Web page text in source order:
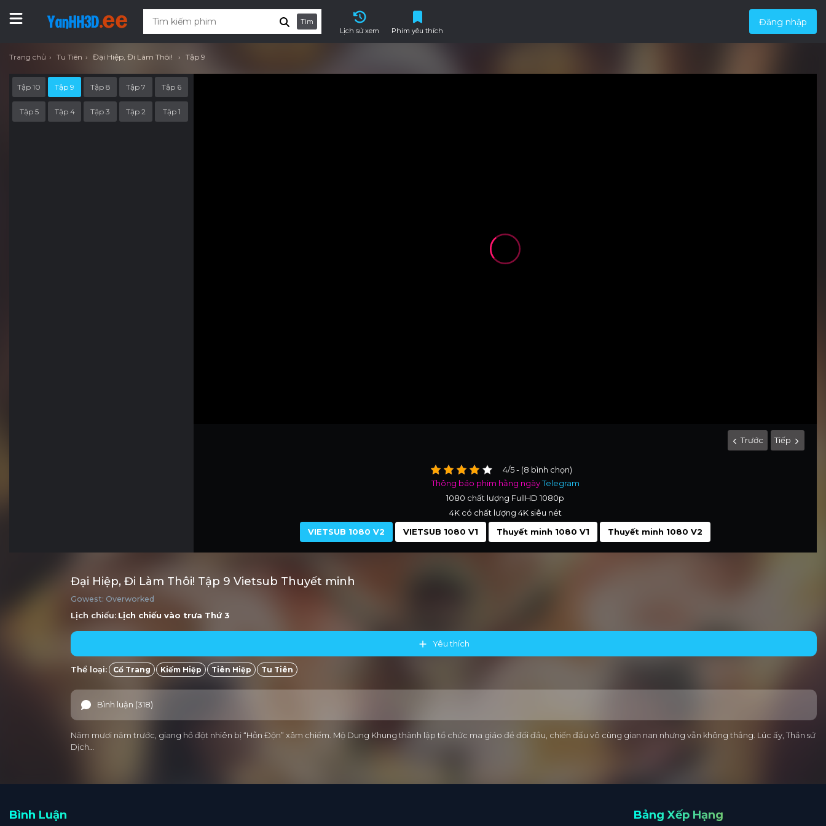
Tìm
Lịch sử xem
Phim yêu thích
Đăng nhập
Trang chủ Tu Tiên Đại Hiệp, Đi Làm Thôi! Tập 9
Trước Tiếp
4/5 - (8 bình chọn)
Thông báo phim hằng ngàyTelegram
1080 chất lượng FullHD 1080p
4K có chất lượng 4K siêu nét
VIETSUB 1080 V2
VIETSUB 1080 V1 Thuyết minh 1080 V1 Thuyết minh 1080 V2
Tập 10 Tập 9 Tập 8 Tập 7 Tập 6
Tập 5 Tập 4 Tập 3 Tập 2 Tập 1
Đại Hiệp, Đi Làm Thôi! Tập 9 Vietsub Thuyết minh
Gowest: Overworked
Lịch chiếu: Lịch chiếu vào trưa Thứ 3
Yêu thích
Thể loại: Cổ Trang Kiếm Hiệp Tiên Hiệp Tu Tiên
Bình luận (318)
Năm mươi năm trước, giang hồ đột nhiên bị “Hỗn Độn” xâm chiếm. Mộ Dung Khung thành lập tổ chức ma giáo để đối đầu, chiến đấu vô cùng gian nan nhưng vẫn không thắng. Lúc ấy, Thần sứ
Dịch…
Bình Luận Bảng Xếp Hạng